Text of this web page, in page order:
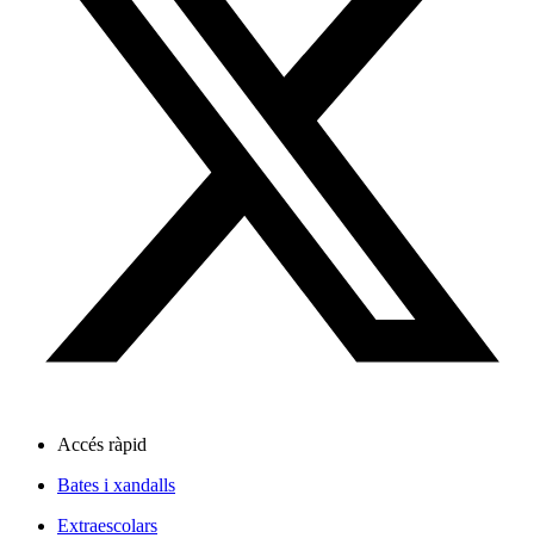
Accés ràpid
Bates i xandalls
Extraescolars